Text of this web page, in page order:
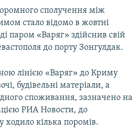
сполучення між
стало відомо в жовтні
паром «Варяг» здійснив свій
до порту Зонгулдак.
лінією «Варяг» до Криму
будівельні матеріали, а
споживання, зазначено на
РИА Новости, до
кілька поромів.